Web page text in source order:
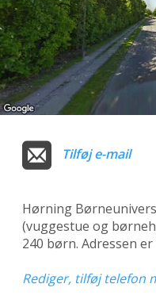
Tilføj e-mail
Hørning
(vuggestue og
240 børn. Adressen
Rediger, tilføj telefon